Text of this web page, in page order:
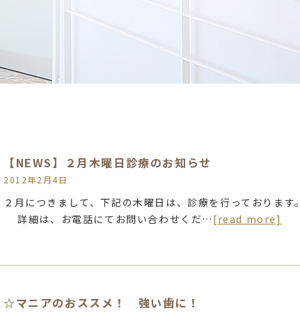
【NEWS】２月木曜日診療のお知らせ
2012年2月4日
２月につきまして、下記の木曜日は、診療を行っておりま
詳細は、お電話にてお問い合わせくだ… [read more]
☆マニアのおススメ！ 強い歯に！